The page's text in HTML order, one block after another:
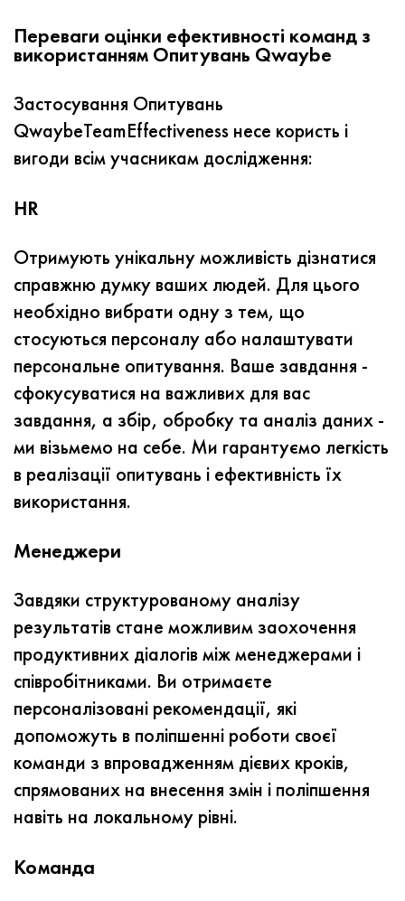
Переваги оцінки ефективності команд з
використанням Опитувань Qwaybe
Застосування Опитувань
QwaybeTeamEffectiveness несе користь і
вигоди всім учасникам дослідження:
HR
Отримують унікальну можливість дізнатися
справжню думку ваших людей. Для цього
необхідно вибрати одну з тем, що
стосуються персоналу або налаштувати
персональне опитування. Ваше завдання -
сфокусуватися на важливих для вас
завдання, а збір, обробку та аналіз даних -
ми візьмемо на себе. Ми гарантуємо легкість
в реалізації опитувань і ефективність їх
використання.
Менеджери
Завдяки структурованому аналізу
результатів стане можливим заохочення
продуктивних діалогів між менеджерами і
співробітниками. Ви отримаєте
персоналізовані рекомендації, які
допоможуть в поліпшенні роботи своєї
команди з впровадженням дієвих кроків,
спрямованих на внесення змін і поліпшення
навіть на локальному рівні.
Команда